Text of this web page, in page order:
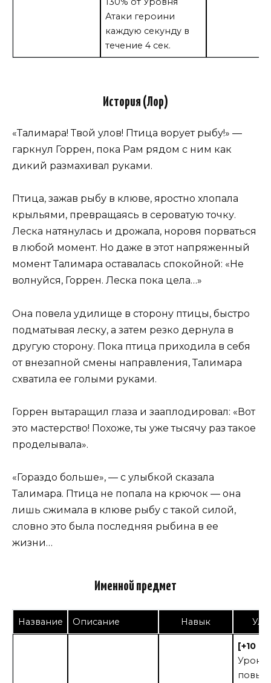
Атаки героини
каждую секунду в
течение 4 сек.
История (Лор)
«Талимара! Твой улов! Птица ворует рыбу!» —
гаркнул Горрен, пока Рам рядом с ним как
дикий размахивал руками.
Птица, зажав рыбу в клюве, яростно хлопала
крыльями, превращаясь в сероватую точку.
Леска натянулась и дрожала, норовя порваться
в любой момент. Но даже в этот напряженный
момент Талимара оставалась спокойной: «Не
волнуйся, Горрен. Леска пока цела…»
Она повела удилище в сторону птицы, быстро
подматывая леску, а затем резко дернула в
другую сторону. Пока птица приходила в себя
от внезапной смены направления, Талимара
схватила ее голыми руками.
Горрен вытаращил глаза и зааплодировал: «Вот
это мастерство! Похоже, ты уже тысячу раз такое
проделывала».
«Гораздо больше», — с улыбкой сказала
Талимара. Птица не попала на крючок — она
лишь сжимала в клюве рыбу с такой силой,
словно это была последняя рыбина в ее
жизни…
Именной предмет
Название Описание Навык
[+10
Урон